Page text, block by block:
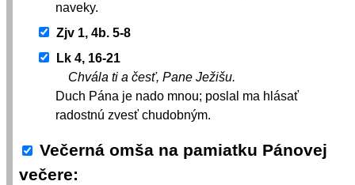
naveky.
Zjv 1, 4b. 5-8
Lk 4, 16-21
Chvála ti a česť, Pane Ježišu.
Duch Pána je nado mnou; poslal ma hlásať
radostnú zvesť chudobným.
Večerná omša na pamiatku Pánovej
večere